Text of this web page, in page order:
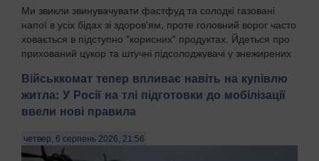
Ми звикли звинувачувати фастфуд та солодкі газовані
напої в усіх бідах зі здоров'ям, проте головний ворог часто
ховається в підступно "корисних" продуктах. Йдеться про
прихований цукор та штучні підсолоджувачі у знежирених
Військкомат тепер впливає навіть на купівлю
житла: У Росії на тлі підготовки до мобілізації
ввели нові правила
четвер, 6 серпень 2026, 21:56